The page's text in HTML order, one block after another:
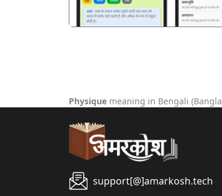
Physique meaning in Bengali
support[@]amarkosh.tech